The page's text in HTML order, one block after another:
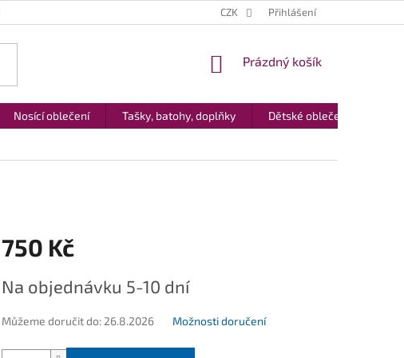
CZK Přihlášení
NÁKUPNÍ
Prázdný košík
Nosící oblečení Tašky, batohy, doplňky Dětské oblečení
750 Kč
cena:
Na objednávku 5-10 dní
Můžeme doručit do: 26.8.2026 Možnosti doručení